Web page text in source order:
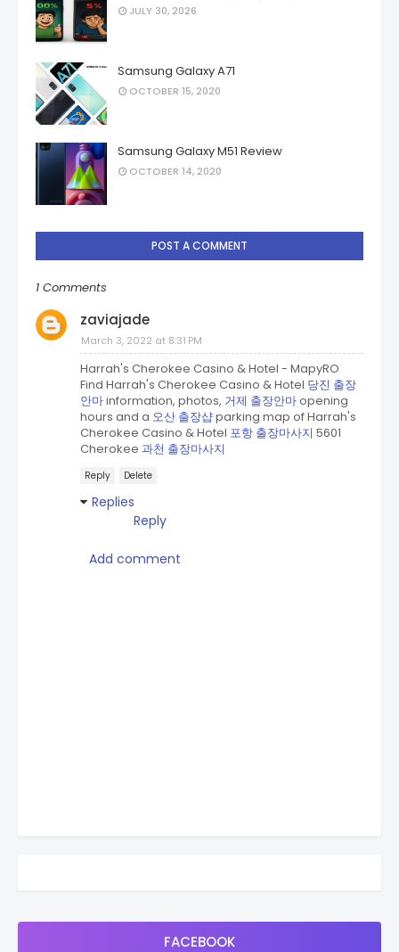
JULY 30, 2026
Samsung Galaxy A71
OCTOBER 15, 2020
Samsung Galaxy M51 Review
OCTOBER 14, 2020
POST A COMMENT
1 Comments
zaviajade
March 3, 2022 at 8:31 PM
Harrah's Cherokee Casino & Hotel - MapyRO
Find Harrah's Cherokee Casino & Hotel 당진 출장
안마information, photos, 거제 출장안마opening
hours and a 오산 출장샵parking map of Harrah's
Cherokee Casino & Hotel 포항 출장마사지 5601
Cherokee 과천 출장마사지
Reply Delete
Replies
Reply
Add comment
FACEBOOK